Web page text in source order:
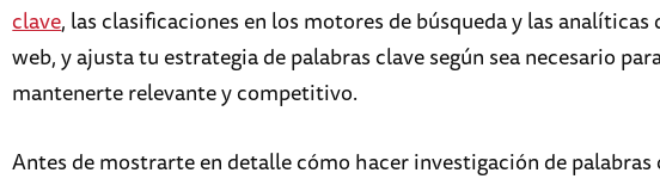
clave, las clasificaciones en los motores de búsqueda y las analíticas
web, y ajusta tu estrategia de palabras clave según sea necesario
mantenerte relevante y competitivo.
Antes de mostrarte en detalle cómo hacer investigación de palabras